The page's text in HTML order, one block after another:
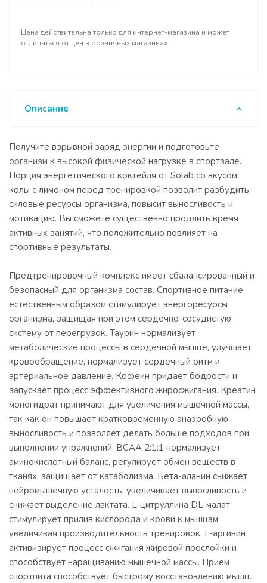
Цена действительна только для интернет-магазина и может
отличаться от цен в розничных магазинах
Описание
Получите взрывной заряд энергии и подготовьте
организм к высокой физической нагрузке в спортзале.
Порция энергетического коктейля от Solab со вкусом
колы с лимоном перед тренировкой позволит разбудить
силовые ресурсы организма, повысит выносливость и
мотивацию. Вы сможете существенно продлить время
активных занятий, что положительно повлияет на
спортивные результаты.
Предтренировочный комплекс имеет сбалансированный и
безопасный для организма состав. Спортивное питание
естественным образом стимулирует энергоресурсы
организма, защищая при этом сердечно-сосудистую
систему от перегрузок. Таурин нормализует
метаболические процессы в сердечной мышце, улучшает
кровообращение, нормализует сердечный ритм и
артериальное давление. Кофеин придает бодрости и
запускает процесс эффективного жиросжигания. Креатин
моногидрат принимают для увеличения мышечной массы,
так как он повышает кратковременную анаэробную
выносливость и позволяет делать больше подходов при
выполнении упражнений. BCAA 2:1:1 нормализует
аминокислотный баланс, регулирует обмен веществ в
тканях, защищает от катаболизма. Бета-аланин снижает
нейромышечную усталость, увеличивает выносливость и
снижает выделение лактата. L-цитруллина DL-малат
стимулирует прилив кислорода и крови к мышцам,
увеличивая производительность тренировок. L-аргинин
активизирует процесс сжигания жировой прослойки и
способствует наращиванию мышечной массы. Прием
спортпита способствует быстрому восстановлению мышц.